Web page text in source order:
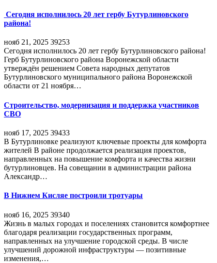
Сегодня исполнилось 20 лет гербу Бутурлиновского
района!
нояб 21, 2025 39253
Сегодня исполнилось 20 лет гербу Бутурлиновского района!
Герб Бутурлиновского района Воронежской области
утверждён решением Совета народных депутатов
Бутурлиновского муниципального района Воронежской
области от 21 ноября…
Строительство, модернизация и поддержка участников
СВО
нояб 17, 2025 39433
В Бутурлиновке реализуют ключевые проекты для комфорта
жителей В районе продолжается реализация проектов,
направленных на повышение комфорта и качества жизни
бутурлиновцев. На совещании в администрации района
Александр…
В Нижнем Кисляе построили тротуары
нояб 16, 2025 39340
Жизнь в малых городах и поселениях становится комфортнее
благодаря реализации государственных программ,
направленных на улучшение городской среды. В числе
улучшений дорожной инфраструктуры — позитивные
изменения,…